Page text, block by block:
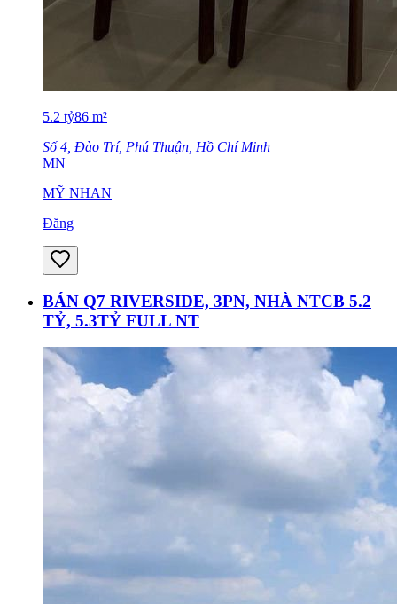
5.2 tỷ86 m²
Số 4, Đào Trí, Phú Thuận, Hồ Chí Minh
MN
MỸ NHAN
Đăng
BÁN Q7 RIVERSIDE, 3PN, NHÀ NTCB 5.2
TỶ, 5.3TỶ FULL NT